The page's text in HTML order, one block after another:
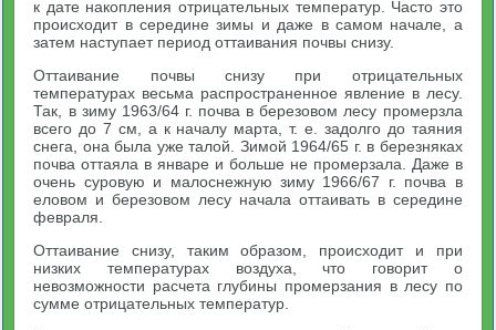
к дате накопления отрицательных температур. Часто это
происходит в середине зимы и даже в самом начале, а
затем наступает период оттаивания почвы снизу.
Оттаивание почвы снизу при отрицательных
температурах весьма распространенное явление в лесу.
Так, в зиму 1963/64 г. почва в березовом лесу промерзла
всего до 7 см, а к началу марта, т. е. задолго до таяния
снега, она была уже талой. Зимой 1964/65 г. в березняках
почва оттаяла в январе и больше не промерзала. Даже в
очень суровую и малоснежную зиму 1966/67 г. почва в
еловом и березовом лесу начала оттаивать в середине
февраля.
Оттаивание снизу, таким образом, происходит и при
низких температурах воздуха, что говорит о
невозможности расчета глубины промерзания в лесу по
сумме отрицательных температур.